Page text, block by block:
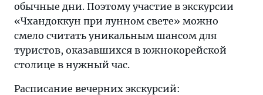
обычные дни. Поэтому участие в экскурсии
«Чхандоккун при лунном свете» можно
смело считать уникальным шансом для
туристов, оказавшихся в южнокорейской
столице в нужный час.
Расписание вечерних экскурсий: